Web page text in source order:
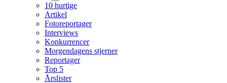
10 hurtige
Artikel
Fotoreportager
Interviews
Konkurrencer
Morgendagens stjerner
Reportager
Top 5
Årslister